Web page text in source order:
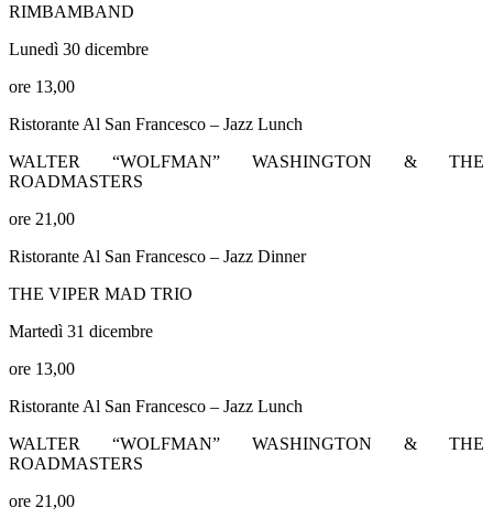
RIMBAMBAND
Lunedì 30 dicembre
ore 13,00
Ristorante Al San Francesco – Jazz Lunch
WALTER “WOLFMAN” WASHINGTON & THE
ROADMASTERS
ore 21,00
Ristorante Al San Francesco – Jazz Dinner
THE VIPER MAD TRIO
Martedì 31 dicembre
ore 13,00
Ristorante Al San Francesco – Jazz Lunch
WALTER “WOLFMAN” WASHINGTON & THE
ROADMASTERS
ore 21,00